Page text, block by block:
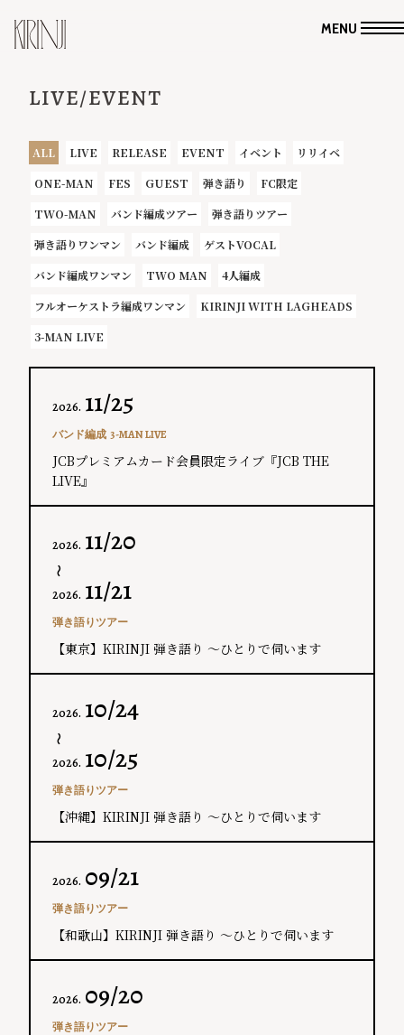
MENU
LIVE/EVENT
ALL LIVE RELEASE EVENT イベント
リリイベ
ONE-MAN
FES GUEST 弾き語り
FC限定
TWO-MAN
バンド編成ツアー
弾き語りツアー
弾き語りワンマン
バンド編成
ゲストVOCAL
バンド編成ワンマン
TWO MAN
4人編成
フルオーケストラ編成ワンマン
KIRINJI WITH LAGHEADS
3-MAN LIVE
2026. 11/25
バンド編成 3-MAN LIVE
JCBプレミアムカード会員限定ライブ『JCB THE
LIVE』
2026. 11/20
〜
2026. 11/21
弾き語りツアー
【東京】KIRINJI 弾き語り ～ひとりで伺います
2026. 10/24
〜
2026. 10/25
弾き語りツアー
【沖縄】KIRINJI 弾き語り ～ひとりで伺います
2026. 09/21
弾き語りツアー
【和歌山】KIRINJI 弾き語り ～ひとりで伺います
2026. 09/20
弾き語りツアー